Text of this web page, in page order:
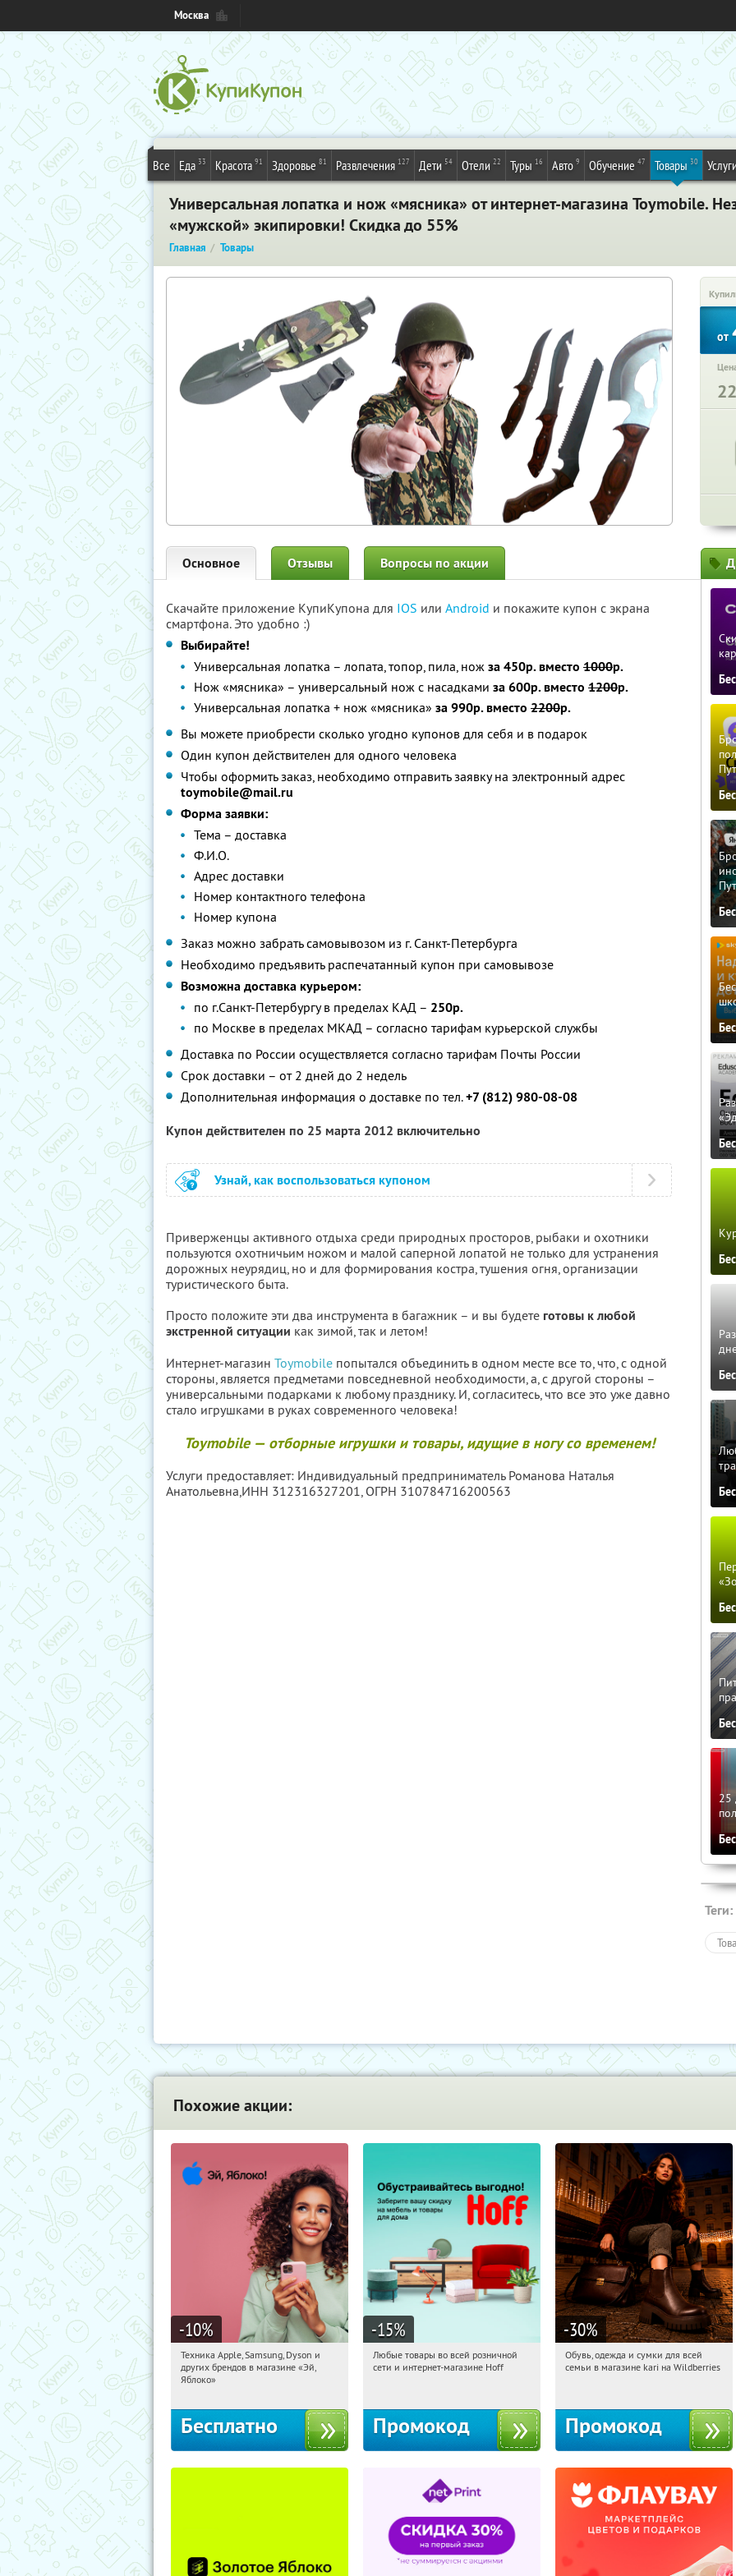
Москва
Все Еда 33 Красота 91 Здоровье 81 Развлечения 127 Дети 54 Отели 22 Туры 16 Авто 9 Обучение 47 Товары 30
Универсальная лопатка и нож «мясника» от интернет-магазина Toymobile.
«мужской» экипировки! Скидка до 55%
Главная Товары
от
Основное Отзывы Вопросы по акции
Скачайте приложение КупиКупона для IOS или Android и покажите купон с экрана
смартфона. Это удобно :)
Выбирайте!
Универсальная лопатка – лопата, топор, пила, нож за 450р. вместо 1000р.
Нож «мясника» – универсальный нож с насадками за 600р. вместо 1200р.
Универсальная лопатка + нож «мясника» за 990р. вместо 2200р.
Вы можете приобрести сколько угодно купонов для себя и в подарок
Один купон действителен для одного человека
Чтобы оформить заказ, необходимо отправить заявку на электронный адрес
toymobile@mail.ru
Форма заявки:
Тема – доставка
Ф.И.О.
Адрес доставки
Номер контактного телефона
Номер купона
Заказ можно забрать самовывозом из г. Санкт-Петербурга
Необходимо предъявить распечатанный купон при самовывозе
Возможна доставка курьером:
по г.Санкт-Петербургу в пределах КАД – 250р.
по Москве в пределах МКАД – согласно тарифам курьерской службы
Доставка по России осуществляется согласно тарифам Почты России
Срок доставки – от 2 дней до 2 недель
Дополнительная информация о доставке по тел.+7 (812) 980-08-08
Купон действителен по 25 марта 2012 включительно
Узнай, как воспользоваться купоном
Приверженцы активного отдыха среди природных просторов, рыбаки и охотники
пользуются охотничьим ножом и малой саперной лопатой не только для устранения
дорожных неурядиц, но и для формирования костра, тушения огня, организации
туристического быта.
Просто положите эти два инструмента в багажник – и вы будете готовы к любой
экстренной ситуации как зимой, так и летом!
Интернет-магазин Toymobile попытался объединить в одном месте все то, что, с одной
стороны, является предметами повседневной необходимости, а, с другой стороны –
универсальными подарками к любому празднику. И, согласитесь, что все это уже давно
стало игрушками в руках современного человека!
Toymobile — отборные игрушки и товары, идущие в ногу со временем!
Услуги предоставляет: Индивидуальный предприниматель Романова Наталья
Анатольевна,ИНН 312316327201, ОГРН 310784716200563
25
Теги:
Похожие акции:
-10%
15:57:03
Получи первым!
Багратионовская
Техника Apple, Samsung, Dyson и
других брендов в магазине «Эй,
Яблоко»
Бесплатно
-15%
15:57:03 Получили:
Любые товары во всей розничной
сети и интернет-магазине Hoff
Промокод
-30%
15:57:03 Получили:
Обувь, одежда и сумки для всей
семьи в магазине kari на Wildberries
Промокод